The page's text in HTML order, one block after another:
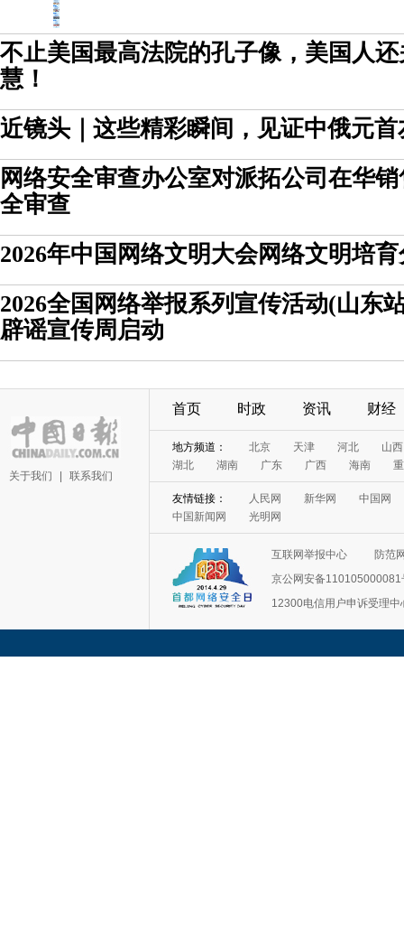
不止美国最高法院的孔子像，美国人
慧！
近镜头｜这些精彩瞬间，见证中俄元首
网络安全审查办公室对派拓公司在华
全审查
2026年中国网络文明大会网络文明培
2026全国网络举报系列宣传活动(山东
辟谣宣传周启动
关于我们 联系我们
首页 时政 资讯 财经
地方频道： 北京 天津 河北
山西
湖北
湖南 广东 广西 海南
友情链接： 人民网 新华网
中国网
中国新闻网
光明网
互联网举报中心
防范
京公网安备110105000081
12300电信用户申诉受理中